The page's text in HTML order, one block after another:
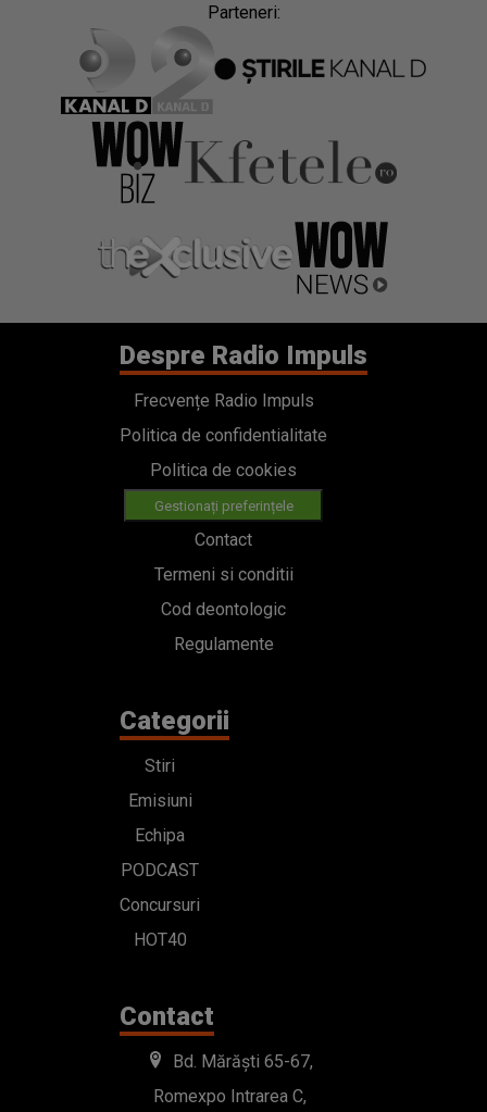
Parteneri:
Despre Radio Impuls
Frecvențe Radio Impuls
Politica de confidentialitate
Politica de cookies
Gestionați preferințele
Contact
Termeni si conditii
Cod deontologic
Regulamente
Categorii
Stiri
Emisiuni
Echipa
PODCAST
Concursuri
HOT40
Contact
Bd. Mărăști 65-67,
Romexpo Intrarea C,